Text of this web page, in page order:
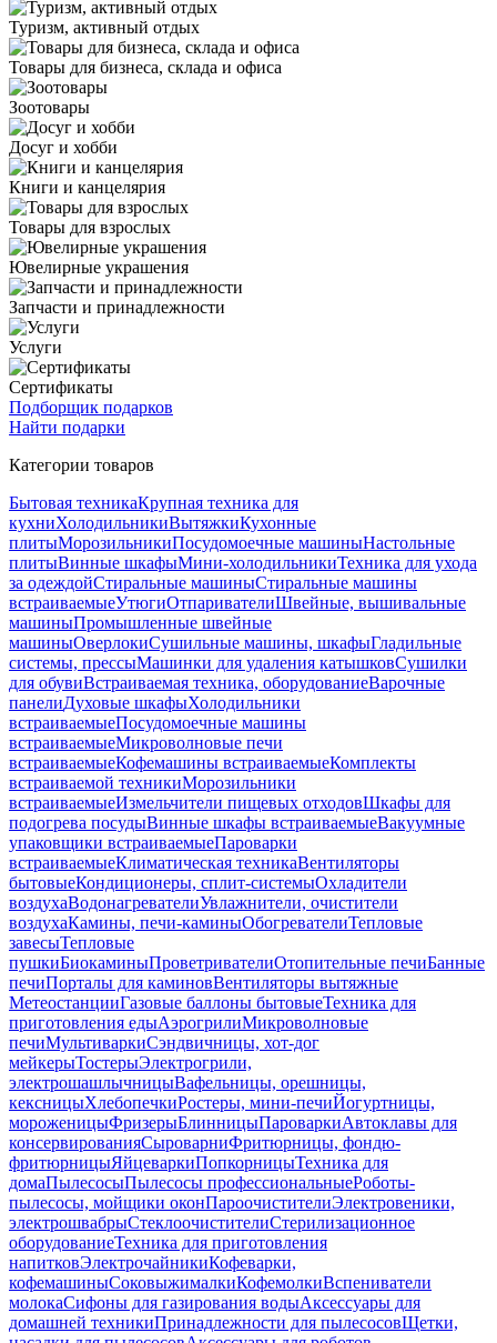
Туризм, активный отдых
Товары для бизнеса, склада и офиса
Зоотовары
Досуг и хобби
Книги и канцелярия
Товары для взрослых
Ювелирные украшения
Запчасти и принадлежности
Услуги
Сертификаты
Подборщик подарков
Найти подарки
Категории товаров
Бытовая техникаКрупная техника для
кухниХолодильникиВытяжкиКухонные
плитыМорозильникиПосудомоечные машиныНастольные
плитыВинные шкафыМини-холодильникиТехника для ухода
за одеждойСтиральные машиныСтиральные машины
встраиваемыеУтюгиОтпаривателиШвейные, вышивальные
машиныПромышленные швейные
машиныОверлокиСушильные машины, шкафыГладильные
системы, прессыМашинки для удаления катышковСушилки
для обувиВстраиваемая техника, оборудованиеВарочные
панелиДуховые шкафыХолодильники
встраиваемыеПосудомоечные машины
встраиваемыеМикроволновые печи
встраиваемыеКофемашины встраиваемыеКомплекты
встраиваемой техникиМорозильники
встраиваемыеИзмельчители пищевых отходовШкафы для
подогрева посудыВинные шкафы встраиваемыеВакуумные
упаковщики встраиваемыеПароварки
встраиваемыеКлиматическая техникаВентиляторы
бытовыеКондиционеры, сплит-системыОхладители
воздухаВодонагревателиУвлажнители, очистители
воздухаКамины, печи-каминыОбогревателиТепловые
завесыТепловые
пушкиБиокаминыПроветривателиОтопительные печиБанные
печиПорталы для каминовВентиляторы вытяжные
МетеостанцииГазовые баллоны бытовыеТехника для
приготовления едыАэрогрилиМикроволновые
печиМультиваркиСэндвичницы, хот-дог
мейкерыТостерыЭлектрогрили,
электрошашлычницыВафельницы, орешницы,
кексницыХлебопечкиРостеры, мини-печиЙогуртницы,
мороженицыФризерыБлинницыПароваркиАвтоклавы для
консервированияСыроварниФритюрницы, фондю-
фритюрницыЯйцеваркиПопкорницыТехника для
домаПылесосыПылесосы профессиональныеРоботы-
пылесосы, мойщики оконПароочистителиЭлектровеники,
электрошвабрыСтеклоочистителиСтерилизационное
оборудованиеТехника для приготовления
напитковЭлектрочайникиКофеварки,
кофемашиныСоковыжималкиКофемолкиВспениватели
молокаСифоны для газирования водыАксессуары для
домашней техникиПринадлежности для пылесосовЩетки,